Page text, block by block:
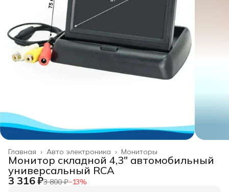
Мониторы
Авто электроника ›
Главная ›
Монитор складной 4,3" автомобильный
универсальный RCA
3 316 ₽3 800 ₽−13%